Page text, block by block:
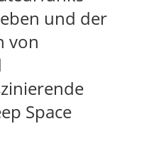
und der
von
Space